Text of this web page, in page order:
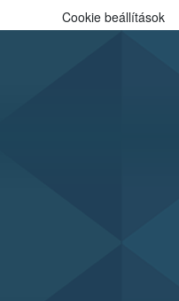
Cookie beállítások